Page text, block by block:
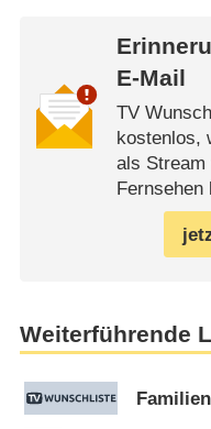
E-Mail
TV
kostenlos,
als Stream
Fernsehen
Weiterführende